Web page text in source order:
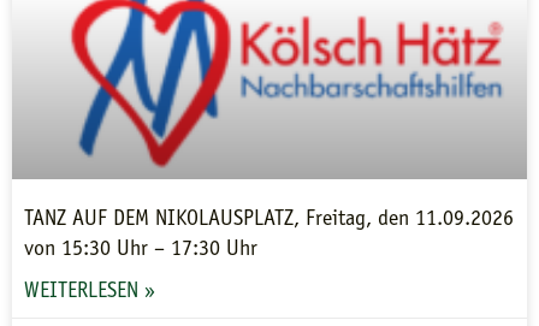
TANZ AUF DEM NIKOLAUSPLATZ, Freitag, den 11.09.2026
von 15:30 Uhr – 17:30 Uhr
WEITERLESEN »